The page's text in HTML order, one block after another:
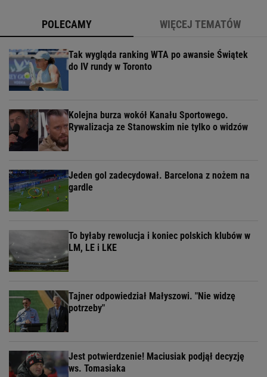
POLECAMY WIĘCEJ TEMATÓW
Tak wygląda ranking WTA po awansie Świątek
do IV rundy w Toronto
Kolejna burza wokół Kanału Sportowego.
Rywalizacja ze Stanowskim nie tylko o widzów
Jeden gol zadecydował. Barcelona z nożem na
gardle
To byłaby rewolucja i koniec polskich klubów w
LM, LE i LKE
Tajner odpowiedział Małyszowi. "Nie widzę
potrzeby"
Jest potwierdzenie! Maciusiak podjął decyzję
ws. Tomasiaka